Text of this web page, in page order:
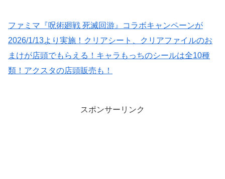
ファミマ『呪術廻戦 死滅回游』コラボキャンペーンが
2026/1/13より実施！クリアシート、クリアファイルのお
まけが店頭でもらえる！キャラもっちのシールは全10種
類！アクスタの店頭販売も！
スポンサーリンク